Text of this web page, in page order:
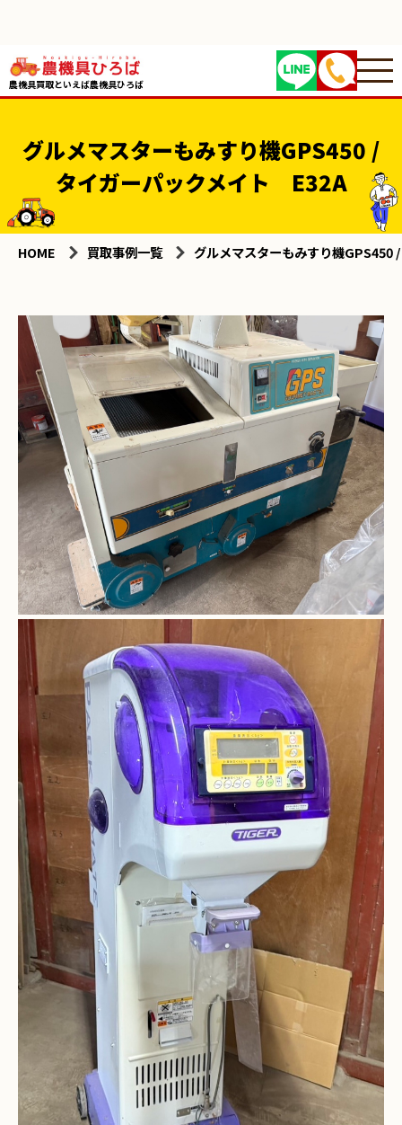
農機具買取といえば農機具ひろば
グルメマスターもみすり機GPS450 /
タイガーパックメイト E32A
HOME 買取事例一覧 グルメマスターもみすり機